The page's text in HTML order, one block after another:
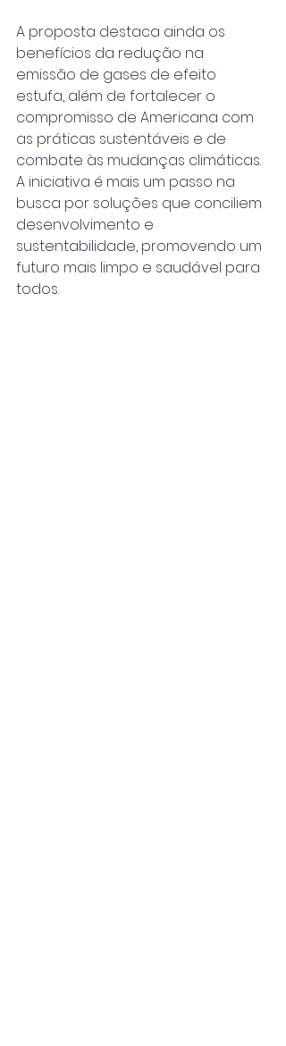
A proposta destaca ainda os
benefícios da redução na
emissão de gases de efeito
estufa, além de fortalecer o
compromisso de Americana com
as práticas sustentáveis e de
combate às mudanças climáticas.
A iniciativa é mais um passo na
busca por soluções que conciliem
desenvolvimento e
sustentabilidade, promovendo um
futuro mais limpo e saudável para
todos.